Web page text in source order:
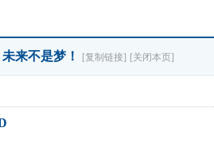
来不是梦！ [复制链接] [关闭本页]